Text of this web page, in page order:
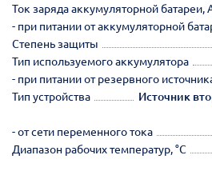
Ток заряда аккумуляторной батареи,
- при питании от аккумуляторной
Степень защиты
Тип используемого аккумулятора
- при питании от резервного
Тип устройства
Источник
- от сети переменного тока
Диапазон рабочих температур, °С